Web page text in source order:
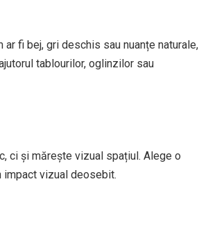
fi bej, gri deschis sau nuanțe naturale,
tablourilor, oglinzilor sau
ci și mărește vizual spațiul. Alege o
impact vizual deosebit.